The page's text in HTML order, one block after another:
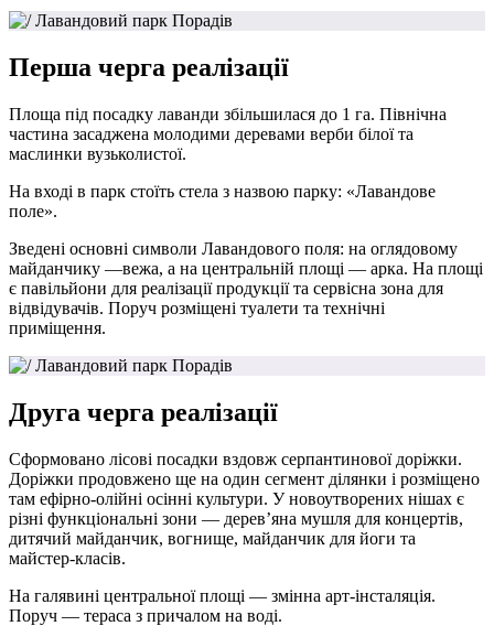
Перша черга реалізації
Площа під посадку лаванди збільшилася до 1 га. Північна
частина засаджена молодими деревами верби білої та
маслинки вузьколистої.
На вході в парк стоїть стела з назвою парку: «Лавандове
поле».
Зведені основні символи Лавандового поля: на оглядовому
майданчику —вежа, а на центральній площі — арка. На площі
є павільйони для реалізації продукції та сервісна зона для
відвідувачів. Поруч розміщені туалети та технічні
приміщення.
Друга черга реалізації
Сформовано лісові посадки вздовж серпантинової доріжки.
Доріжки продовжено ще на один сегмент ділянки і розміщено
там ефірно-олійні осінні культури. У новоутворених нішах є
різні функціональні зони — дерев’яна мушля для концертів,
дитячий майданчик, вогнище, майданчик для йоги та
майстер-класів.
На галявині центральної площі — змінна арт-інсталяція.
Поруч — тераса з причалом на воді.